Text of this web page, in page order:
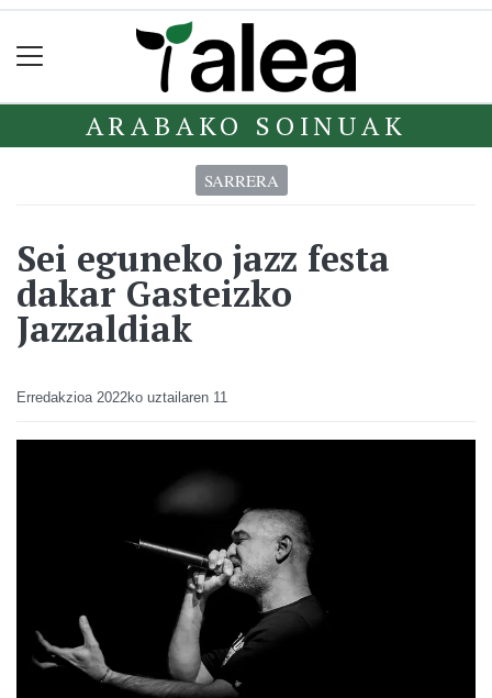
ARABAKO SOINUAK
SARRERA
Sei eguneko jazz festa
dakar Gasteizko
Jazzaldiak
Erredakzioa 2022ko uztailaren 11